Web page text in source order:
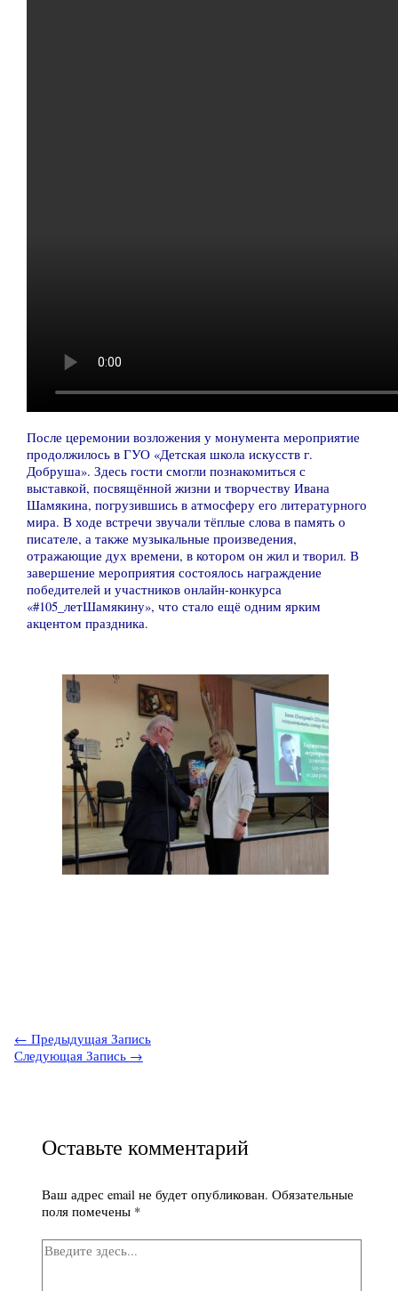
После церемонии возложения у монумента мероприятие
продолжилось в ГУО «Детская школа искусств г.
Добруша». Здесь гости смогли познакомиться с
выставкой, посвящённой жизни и творчеству Ивана
Шамякина, погрузившись в атмосферу его литературного
мира. В ходе встречи звучали тёплые слова в память о
писателе, а также музыкальные произведения,
отражающие дух времени, в котором он жил и творил. В
завершение мероприятия состоялось награждение
победителей и участников онлайн-конкурса
«#105_летШамякину», что стало ещё одним ярким
акцентом праздника.
← Предыдущая Запись
Следующая Запись →
Оставьте комментарий
Ваш адрес email не будет опубликован. Обязательные
поля помечены *